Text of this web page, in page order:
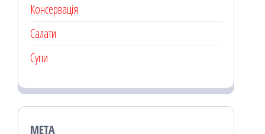
Консервація
Салати
Супи
МЕТА